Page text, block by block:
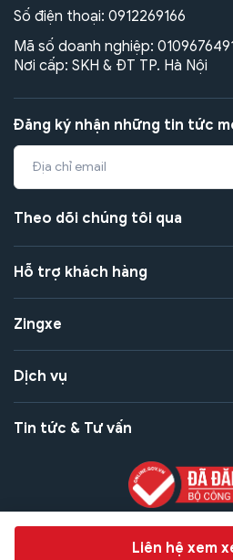
Liên hệ xem
Số điện thoại: 0912269166
Mã số doanh nghiệp:
Nơi cấp: SKH & ĐT TP. Hà Nội
Đăng ký nhận những tin tức
Theo dõi chúng tôi qua
Hỗ trợ khách hàng
Zingxe
Dịch vụ
Tin tức & Tư vấn
Bảo mật quyền